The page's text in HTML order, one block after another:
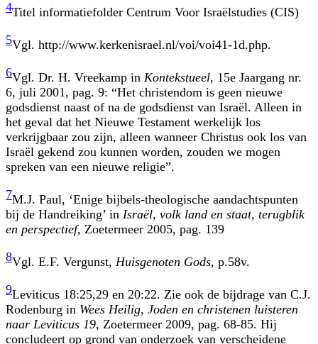
4Titel informatiefolder Centrum Voor Israëlstudies (CIS)
5Vgl. http://www.kerkenisrael.nl/voi/voi41-1d.php.
6Vgl. Dr. H. Vreekamp in Kontekstueel, 15e Jaargang nr.
6, juli 2001, pag. 9: “Het christendom is geen nieuwe
godsdienst naast of na de godsdienst van Israël. Alleen in
het geval dat het Nieuwe Testament werkelijk los
verkrijgbaar zou zijn, alleen wanneer Christus ook los van
Israël gekend zou kunnen worden, zouden we mogen
spreken van een nieuwe religie”.
7M.J. Paul, ‘Enige bijbels-theologische aandachtspunten
bij de Handreiking’ in Israël, volk land en staat, terugblik
en perspectief, Zoetermeer 2005, pag. 139
8Vgl. E.F. Vergunst, Huisgenoten Gods, p.58v.
9Leviticus 18:25,29 en 20:22. Zie ook de bijdrage van C.J.
Rodenburg in Wees Heilig, Joden en christenen luisteren
naar Leviticus 19, Zoetermeer 2009, pag. 68-85. Hij
concludeert op grond van onderzoek van verscheidene